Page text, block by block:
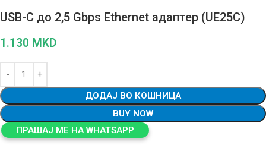
USB-C до 2,5 Gbps Ethernet адаптер (UE25C)
1.130 MKD
ДОДАЈ ВО КОШНИЦА
BUY NOW
ПРАШАЈ МЕ НА WHATSAPP